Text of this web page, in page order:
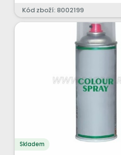
Kód zboží: 8002199
Skladem